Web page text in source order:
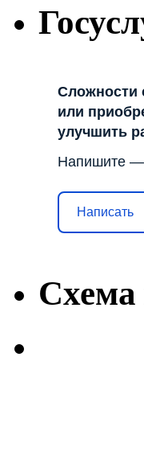
Сложности
или
улучшить
Напишите
Написать
Схема